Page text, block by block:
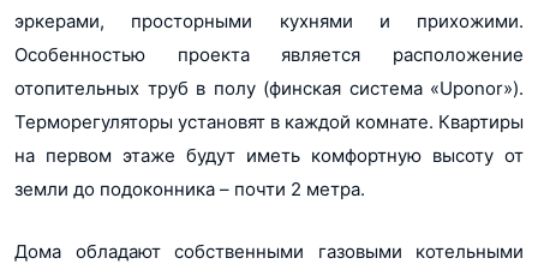
эркерами, просторными кухнями и прихожими.
Особенностью проекта является расположение
отопительных труб в полу (финская система «Uponor»).
Терморегуляторы установят в каждой комнате. Квартиры
на первом этаже будут иметь комфортную высоту от
земли до подоконника – почти 2 метра.
Дома обладают собственными газовыми котельными